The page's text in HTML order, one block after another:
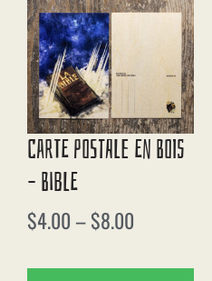
Carte Postale En Bois
– Bible
$4.00 –$8.00